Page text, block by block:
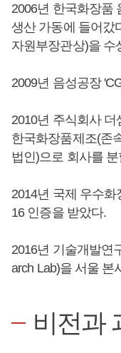
2006년 한국화장품
생산 가동에 들어갔
자원부장관상)을 수
2009년 음성공장
2010년 주식회사
한국화장품제조(존
법인)으로 회사를
2014년 국제 우수화
16 인증을 받았다.
2016년 기술개발연
arch Lab)을 서울 본
비전과